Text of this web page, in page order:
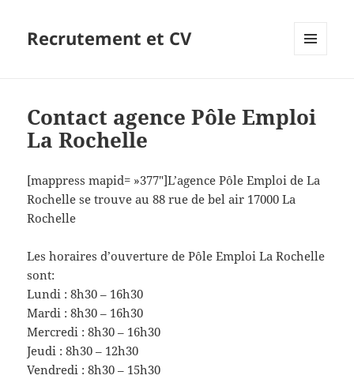
Recrutement et CV
Contact agence Pôle Emploi
La Rochelle
[mappress mapid= »377″]L’agence Pôle Emploi de La
Rochelle se trouve au 88 rue de bel air 17000 La
Rochelle
Les horaires d’ouverture de Pôle Emploi La Rochelle
sont:
Lundi : 8h30 – 16h30
Mardi : 8h30 – 16h30
Mercredi : 8h30 – 16h30
Jeudi : 8h30 – 12h30
Vendredi : 8h30 – 15h30